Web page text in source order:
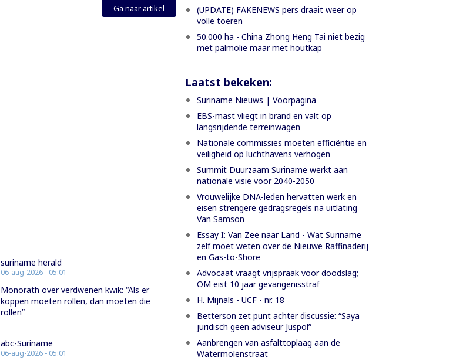
Ga naar artikel
suriname herald
06-aug-2026 - 05:01
Monorath over verdwenen kwik: “Als er
koppen moeten rollen, dan moeten die
rollen”
abc-Suriname
06-aug-2026 - 05:01
(UPDATE) FAKENEWS pers draait weer op
volle toeren
50.000 ha - China Zhong Heng Tai niet bezig
met palmolie maar met houtkap
Laatst bekeken:
Suriname Nieuws | Voorpagina
EBS-mast vliegt in brand en valt op
langsrijdende terreinwagen
Nationale commissies moeten efficiëntie en
veiligheid op luchthavens verhogen
Summit Duurzaam Suriname werkt aan
nationale visie voor 2040-2050
Vrouwelijke DNA-leden hervatten werk en
eisen strengere gedragsregels na uitlating
Van Samson
Essay I: Van Zee naar Land - Wat Suriname
zelf moet weten over de Nieuwe Raffinaderij
en Gas-to-Shore
Advocaat vraagt vrijspraak voor doodslag;
OM eist 10 jaar gevangenisstraf
H. Mijnals - UCF - nr. 18
Betterson zet punt achter discussie: “Saya
juridisch geen adviseur Juspol”
Aanbrengen van asfalttoplaag aan de
Watermolenstraat